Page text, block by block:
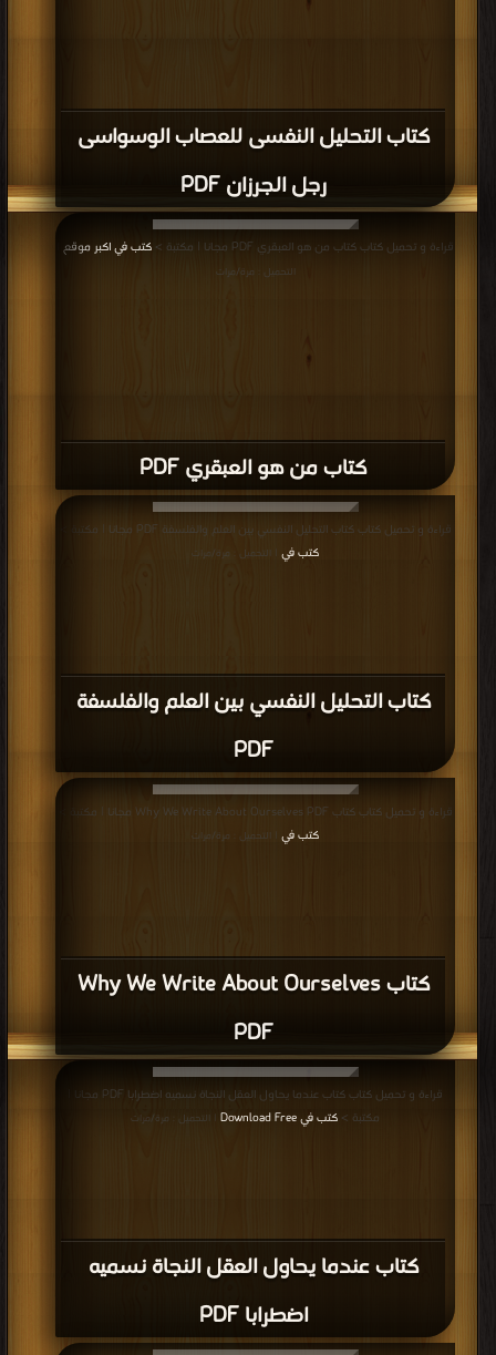
كتاب التحليل النفسى للعصاب الوسواسى
رجل الجرزان PDF
كتاب من هو العبقري PDF
قراءة و تحميل كتاب كتاب من هو العبقري PDF مجانا | مكتبة > كتب في اكبر موقع
التحميل : مرة/مرات
كتاب التحليل النفسي بين العلم والفلسفة
PDF
قراءة و تحميل كتاب كتاب التحليل النفسي بين العلم والفلسفة PDF مجانا | مكتبة >
كتب في
| التحميل : مرة/مرات
كتاب Why We Write About Ourselves
PDF
قراءة و تحميل كتاب كتاب Why We Write About Ourselves PDF مجانا | مكتبة >
كتب في
| التحميل : مرة/مرات
كتاب عندما يحاول العقل النجاة نسميه
اضطرابا PDF
قراءة و تحميل كتاب كتاب عندما يحاول العقل النجاة نسميه اضطرابا PDF مجانا |
مكتبة > كتب في Download Free | التحميل : مرة/مرات